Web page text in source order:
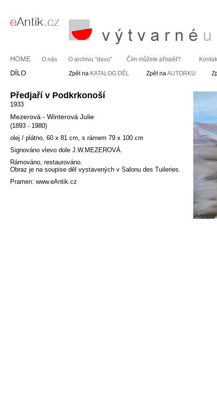
HOME O nás O archivu "davu" Čím můžete přispět?
DÍLO Zpět na KATALOG DĚL Zpět naAUTORKU
Předjaří v Podkrkonoší
1933
Mezerová - Winterová Julie
(1893 - 1980)
olej / plátno, 60 x 81 cm, s rámem 79 x 100 cm
Signováno vlevo dole J.W.MEZEROVÁ.
Rámováno, restaurováno.
Obraz je na soupise děl vystavených v Salonu des Tuileries.
Pramen: www.eAntik.cz